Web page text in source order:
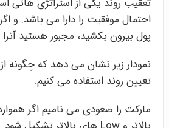
تعقیب روند یکی از استراتژی هائی
احتمال موفقیت را دارا می باشد. و
پول بیرون بکشید، مجبور هستید آنرا
نمودار زیر نشان می دهد که چگونه
تعیین روند استفاده می کنیم.